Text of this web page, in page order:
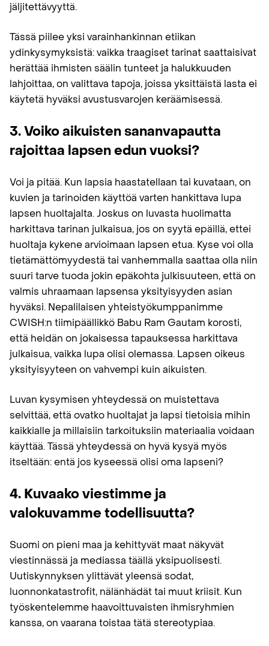
jäljitettävyyttä.
Tässä piilee yksi varainhankinnan etiikan
ydinkysymyksistä: vaikka traagiset tarinat saattaisivat
herättää ihmisten säälin tunteet ja halukkuuden
lahjoittaa, on valittava tapoja, joissa yksittäistä lasta ei
käytetä hyväksi avustusvarojen keräämisessä.
3. Voiko aikuisten sananvapautta
rajoittaa lapsen edun vuoksi?
Voi ja pitää. Kun lapsia haastatellaan tai kuvataan, on
kuvien ja tarinoiden käyttöä varten hankittava lupa
lapsen huoltajalta. Joskus on luvasta huolimatta
harkittava tarinan julkaisua, jos on syytä epäillä, ettei
huoltaja kykene arvioimaan lapsen etua. Kyse voi olla
tietämättömyydestä tai vanhemmalla saattaa olla niin
suuri tarve tuoda jokin epäkohta julkisuuteen, että on
valmis uhraamaan lapsensa yksityisyyden asian
hyväksi. Nepalilaisen yhteistyökumppanimme
CWISH:n tiimipäällikkö Babu Ram Gautam korosti,
että heidän on jokaisessa tapauksessa harkittava
julkaisua, vaikka lupa olisi olemassa. Lapsen oikeus
yksityisyyteen on vahvempi kuin aikuisten.
Luvan kysymisen yhteydessä on muistettava
selvittää, että ovatko huoltajat ja lapsi tietoisia mihin
kaikkialle ja millaisiin tarkoituksiin materiaalia voidaan
käyttää. Tässä yhteydessä on hyvä kysyä myös
itseltään: entä jos kyseessä olisi oma lapseni?
4. Kuvaako viestimme ja
valokuvamme todellisuutta?
Suomi on pieni maa ja kehittyvät maat näkyvät
viestinnässä ja mediassa täällä yksipuolisesti.
Uutiskynnyksen ylittävät yleensä sodat,
luonnonkatastrofit, nälänhädät tai muut kriisit. Kun
työskentelemme haavoittuvaisten ihmisryhmien
kanssa, on vaarana toistaa tätä stereotypiaa.